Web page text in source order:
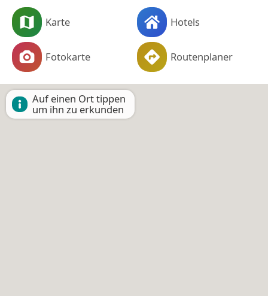
Karte Hotels
Fotokarte Routenplaner
Auf einen Ort tippen
um ihn zu erkunden